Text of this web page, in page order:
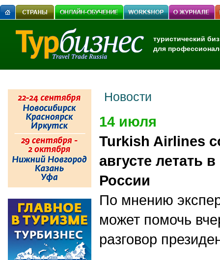
туристический
для
Новости
14 июля
Turkish Airlines
августе летать
России
По мнению
может помочь
разговор